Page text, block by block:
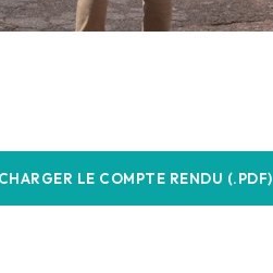
LE COMPTE RENDU (.PDF)